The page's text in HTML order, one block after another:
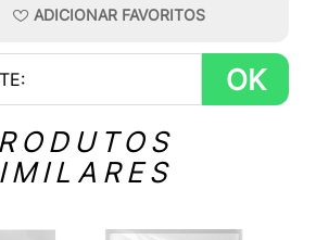
ADICIONAR FAVORITOS
OK